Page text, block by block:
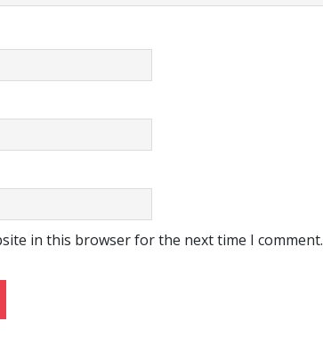
in this browser for the next time I comment.